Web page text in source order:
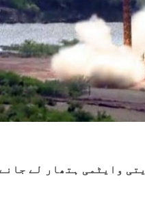
وایٹمی ہتھار لے جانے